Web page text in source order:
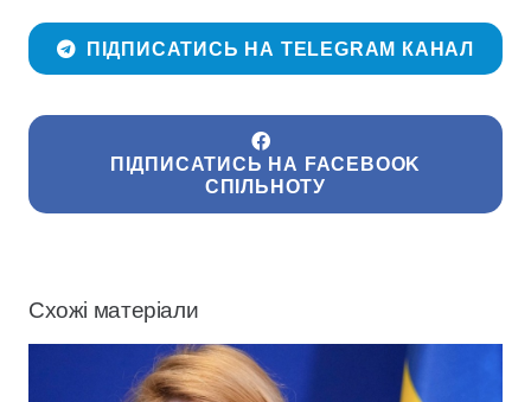
ПІДПИСАТИСЬ НА TELEGRAM КАНАЛ
ПІДПИСАТИСЬ НА FACEBOOK
СПІЛЬНОТУ
Схожі матеріали